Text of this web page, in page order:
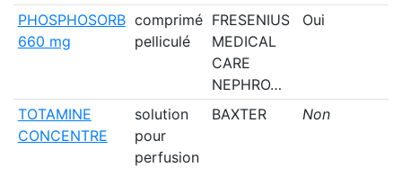
PHOSPHOSORB
660 mg
comprimé
pelliculé
FRESENIUS
MEDICAL
CARE
NEPHRO…
Oui
TOTAMINE
CONCENTRE
solution
pour
perfusion
BAXTER Non